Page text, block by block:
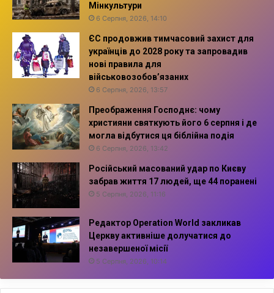
Мінкультури
6 Серпня, 2026, 14:10
ЄС продовжив тимчасовий захист для
українців до 2028 року та запровадив
нові правила для
військовозобов’язаних
6 Серпня, 2026, 13:57
Преображення Господнє: чому
християни святкують його 6 серпня і де
могла відбутися ця біблійна подія
6 Серпня, 2026, 13:42
Російський масований удар по Києву
забрав життя 17 людей, ще 44 поранені
5 Серпня, 2026, 11:16
Редактор Operation World закликав
Церкву активніше долучатися до
незавершеної місії
5 Серпня, 2026, 10:14